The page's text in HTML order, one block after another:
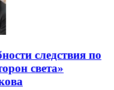
следствия по
света»